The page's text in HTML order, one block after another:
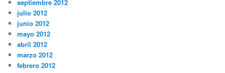
septiembre 2012
julio 2012
junio 2012
mayo 2012
abril 2012
marzo 2012
febrero 2012